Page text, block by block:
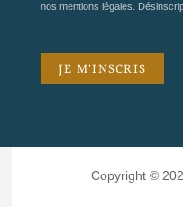
nos mentions légales .
Copyright ©